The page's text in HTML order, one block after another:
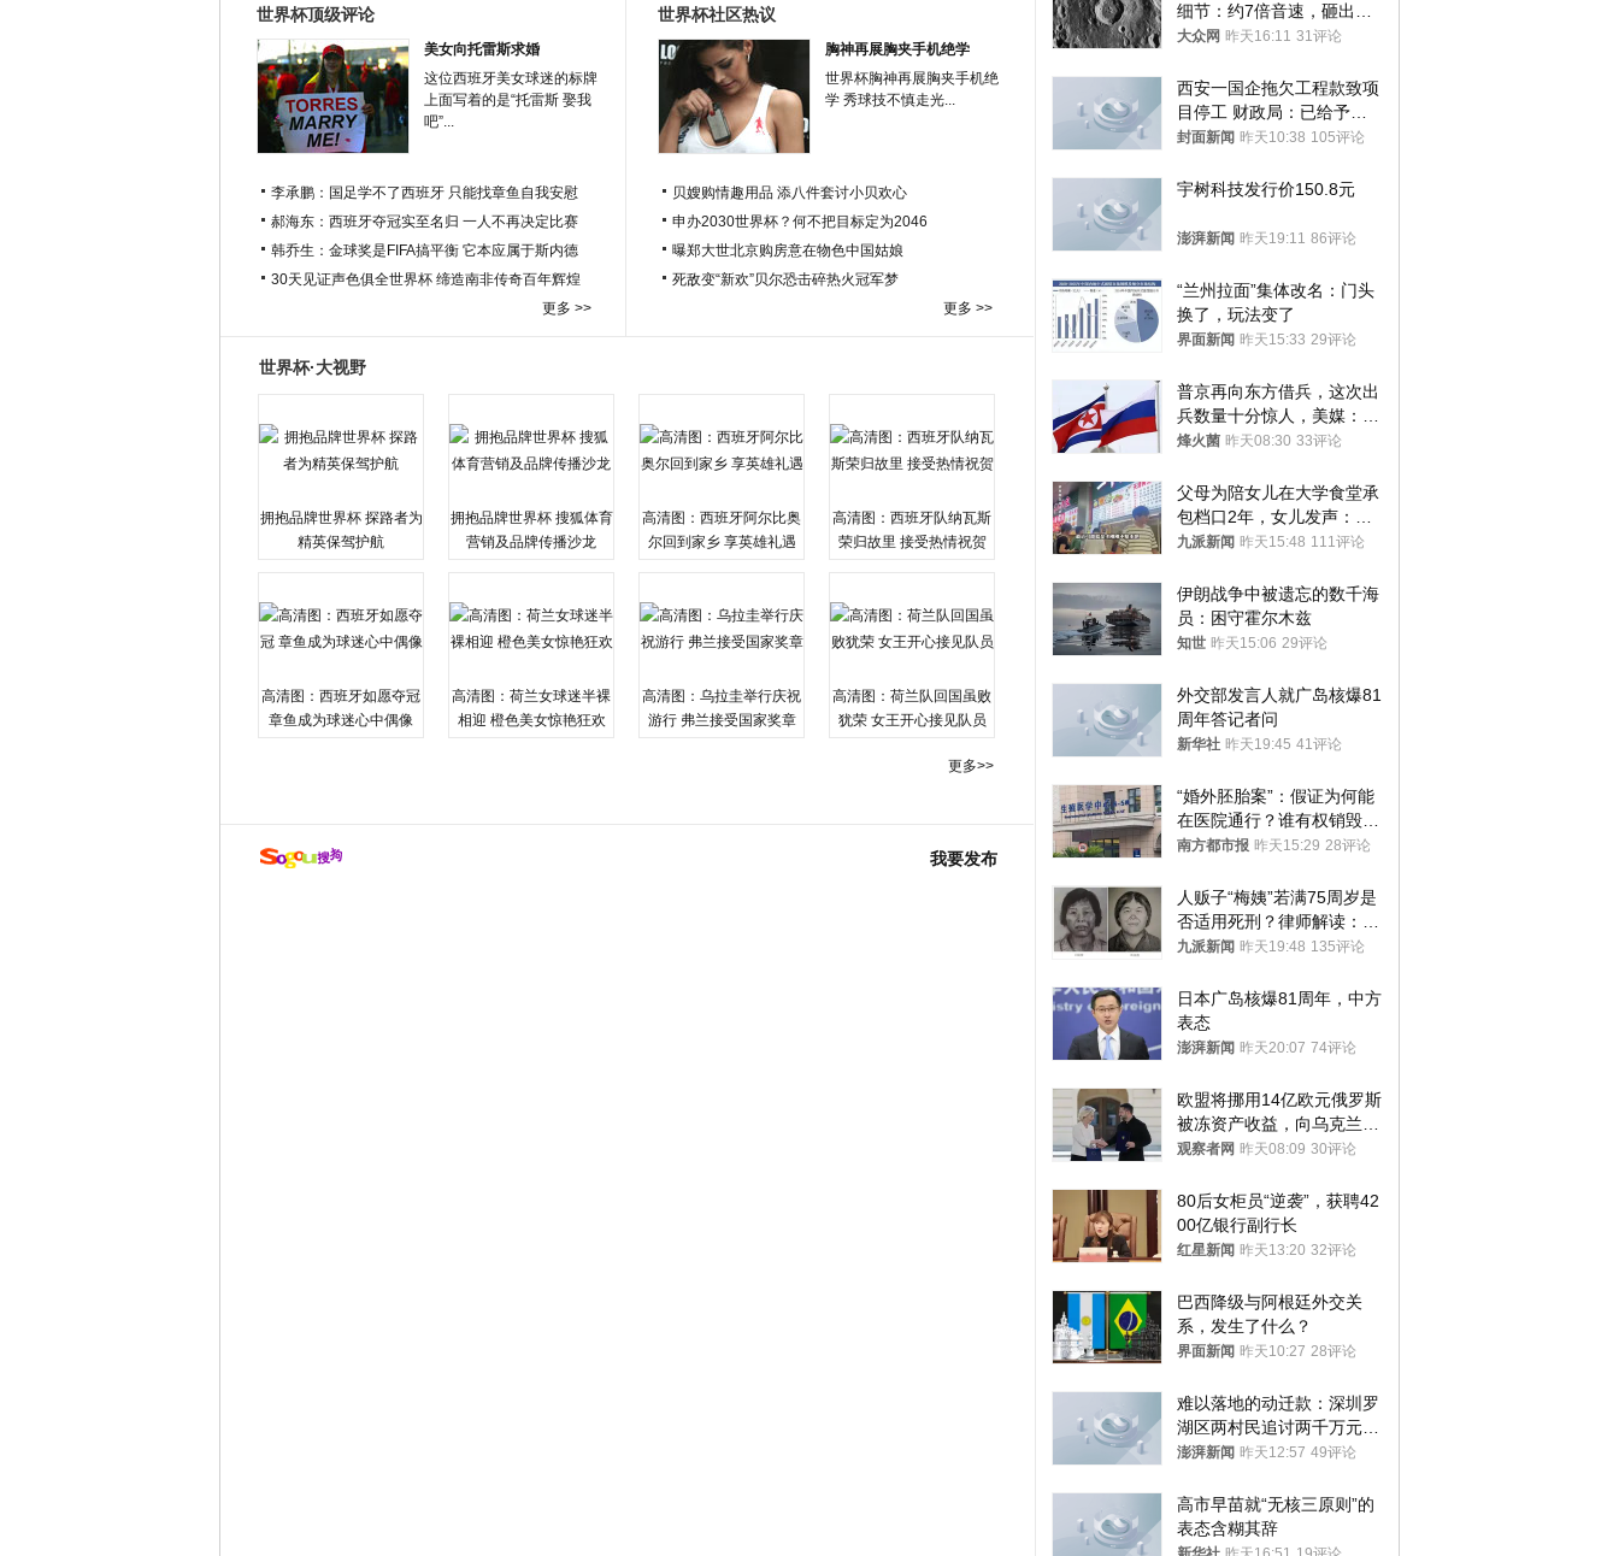
世界杯顶级评论
美女向托雷斯求婚
这位西班牙美女球迷的标牌
上面写着的是“托雷斯 娶我
吧”...
李承鹏：国足学不了西班牙 只能找章鱼自我安慰
郝海东：西班牙夺冠实至名归 一人不再决定比赛
韩乔生：金球奖是FIFA搞平衡 它本应属于斯内德
30天见证声色俱全世界杯 缔造南非传奇百年辉煌
更多 >>
世界杯社区热议
胸神再展胸夹手机绝学
世界杯胸神再展胸夹手机绝
学 秀球技不慎走光...
贝嫂购情趣用品 添八件套讨小贝欢心
申办2030世界杯？何不把目标定为2046
曝郑大世北京购房意在物色中国姑娘
死敌变“新欢”贝尔恐击碎热火冠军梦
更多 >>
世界杯·大视野
拥抱品牌世界杯 探路者为
精英保驾护航
拥抱品牌世界杯 搜狐体育
营销及品牌传播沙龙
高清图：西班牙阿尔比奥
尔回到家乡 享英雄礼遇
高清图：西班牙队纳瓦斯
荣归故里 接受热情祝贺
高清图：西班牙如愿夺冠
章鱼成为球迷心中偶像
高清图：荷兰女球迷半裸
相迎 橙色美女惊艳狂欢
高清图：乌拉圭举行庆祝
游行 弗兰接受国家奖章
高清图：荷兰队回国虽败
犹荣 女王开心接见队员
更多>>
我要发布
细节：约7倍音速，砸出直
径约30米撞击坑
大众网 昨天16:11 31评论
西安一国企拖欠工程款致项
目停工 财政局：已给予处
分，正督促整改
封面新闻 昨天10:38 105评论
宇树科技发行价150.8元
澎湃新闻 昨天19:11 86评论
“兰州拉面”集体改名：门头
换了，玩法变了
界面新闻 昨天15:33 29评论
普京再向东方借兵，这次出
兵数量十分惊人，美媒：俄
朝要动真格？
烽火菌 昨天08:30 33评论
父母为陪女儿在大学食堂承
包档口2年，女儿发声：初
衷是为了陪伴，毕业后将不
九派新闻 昨天15:48 111评论
伊朗战争中被遗忘的数千海
员：困守霍尔木兹
知世 昨天15:06 29评论
外交部发言人就广岛核爆81
周年答记者问
新华社 昨天19:45 41评论
“婚外胚胎案”：假证为何能
在医院通行？谁有权销毁胚
胎？
南方都市报 昨天15:29 28评论
人贩子“梅姨”若满75周岁是
否适用死刑？律师解读：很
大概率不会被判处死刑
九派新闻 昨天19:48 135评论
日本广岛核爆81周年，中方
表态
澎湃新闻 昨天20:07 74评论
欧盟将挪用14亿欧元俄罗斯
被冻资产收益，向乌克兰提
供援助
观察者网 昨天08:09 30评论
80后女柜员“逆袭”，获聘42
00亿银行副行长
红星新闻 昨天13:20 32评论
巴西降级与阿根廷外交关
系，发生了什么？
界面新闻 昨天10:27 28评论
难以落地的动迁款：深圳罗
湖区两村民追讨两千万元动
迁款八年未果
澎湃新闻 昨天12:57 49评论
高市早苗就“无核三原则”的
表态含糊其辞